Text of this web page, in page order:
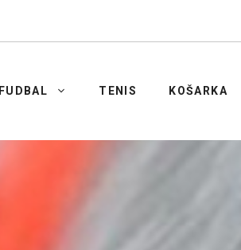
FUDBAL TENIS KOŠARKA